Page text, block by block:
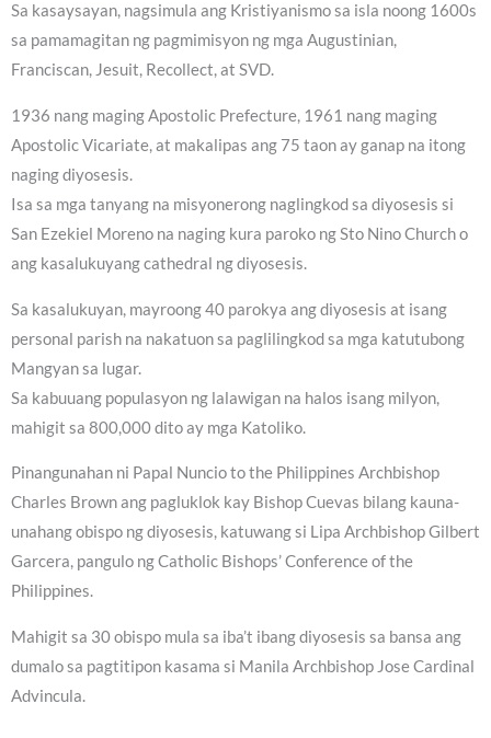
Sa kasaysayan, nagsimula ang Kristiyanismo sa isla noong 1600s
sa pamamagitan ng pagmimisyon ng mga Augustinian,
Franciscan, Jesuit, Recollect, at SVD.
1936 nang maging Apostolic Prefecture, 1961 nang maging
Apostolic Vicariate, at makalipas ang 75 taon ay ganap na itong
naging diyosesis.
Isa sa mga tanyang na misyonerong naglingkod sa diyosesis si
San Ezekiel Moreno na naging kura paroko ng Sto Nino Church o
ang kasalukuyang cathedral ng diyosesis.
Sa kasalukuyan, mayroong 40 parokya ang diyosesis at isang
personal parish na nakatuon sa paglilingkod sa mga katutubong
Mangyan sa lugar.
Sa kabuuang populasyon ng lalawigan na halos isang milyon,
mahigit sa 800,000 dito ay mga Katoliko.
Pinangunahan ni Papal Nuncio to the Philippines Archbishop
Charles Brown ang pagluklok kay Bishop Cuevas bilang kauna-
unahang obispo ng diyosesis, katuwang si Lipa Archbishop Gilbert
Garcera, pangulo ng Catholic Bishops’ Conference of the
Philippines.
Mahigit sa 30 obispo mula sa iba’t ibang diyosesis sa bansa ang
dumalo sa pagtitipon kasama si Manila Archbishop Jose Cardinal
Advincula.